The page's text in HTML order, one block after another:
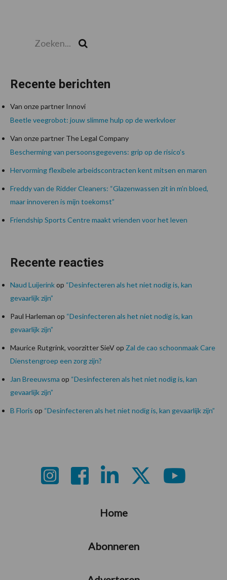
Recente berichten
Van onze partner Innovi
Beetle veegrobot: jouw slimme hulp op de werkvloer
Van onze partner The Legal Company
Bescherming van persoonsgegevens: grip op de risico’s
Hervorming flexibele arbeidscontracten kent mitsen en maren
Freddy van de Ridder Cleaners: “Glazenwassen zit in m’n bloed,
maar innoveren is mijn toekomst”
Friendship Sports Centre maakt vrienden voor het leven
Recente reacties
Naud Luijerinkop “Desinfecteren als het niet nodig is, kan
gevaarlijk zijn”
Paul Harleman op “Desinfecteren als het niet nodig is, kan
gevaarlijk zijn”
Maurice Rutgrink, voorzitter SieVop Zal de cao schoonmaak Care
Dienstengroep een zorg zijn?
Jan Breeuwsma op “Desinfecteren als het niet nodig is, kan
gevaarlijk zijn”
B Floris op “Desinfecteren als het niet nodig is, kan gevaarlijk zijn”
Home
Abonneren